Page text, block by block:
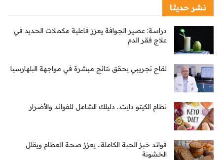
نشر حديثا
دراسة: عصير الجوافة يعزز فاعلية مكملات الحديد في
علاج فقر الدم
لقاح تجريبي يحقق نتائج مبشرة في مواجهة البلهارسيا
نظام الكيتو دايت.. دليلك الشامل للفوائد والأضرار
فوائد خبز الحبة الكاملة.. يعزز صحة العظام ويقلل
الخشونة